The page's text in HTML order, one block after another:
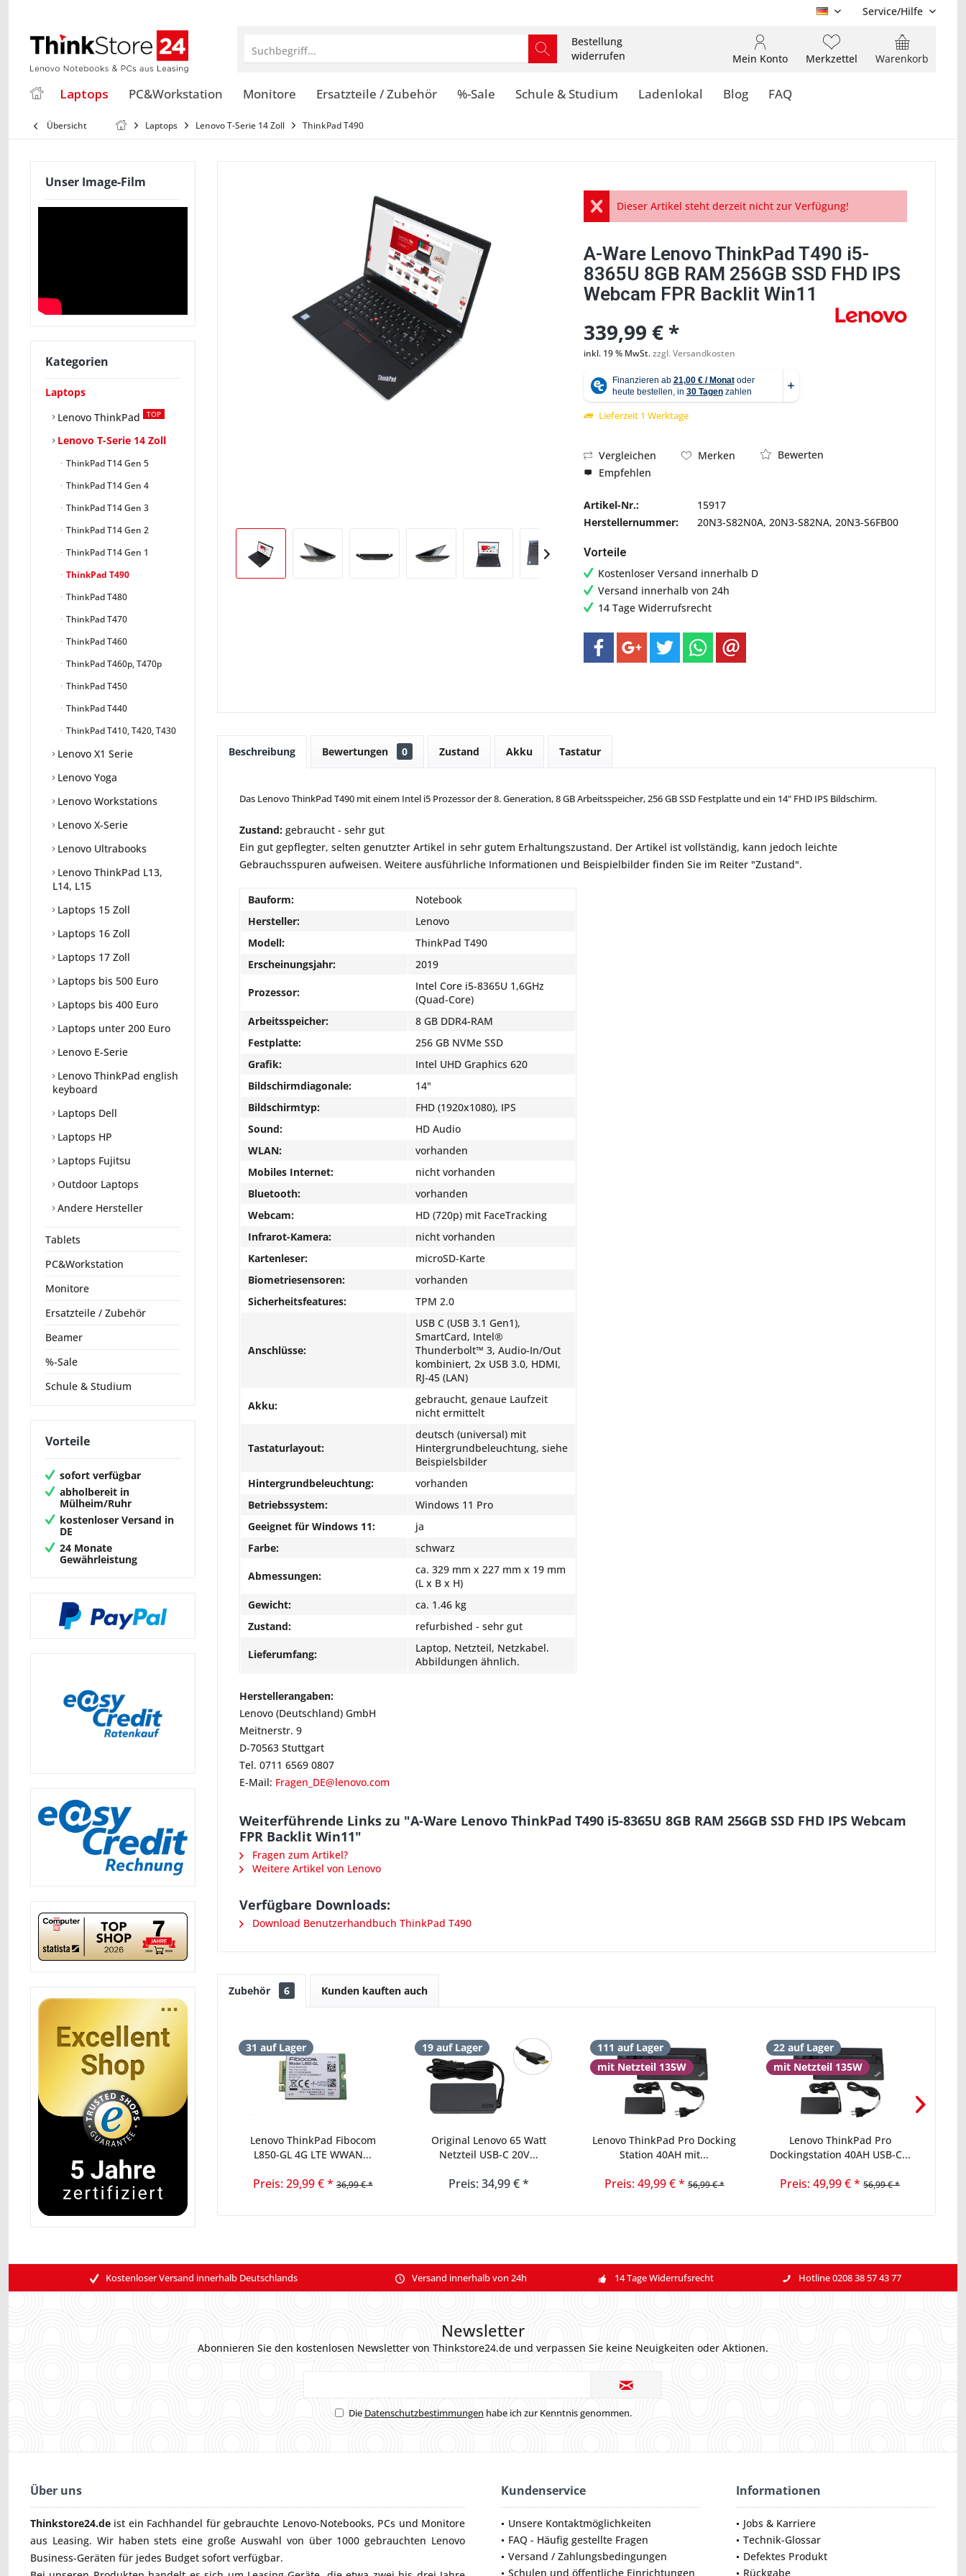
DE Service/Hilfe
Suchbegriff...
Bestellung
widerrufen
Warenkorb
Merkzettel
Mein Konto
Laptops PC&Workstation Monitore Ersatzteile / Zubehör %-Sale Schule & Studium Ladenlokal Blog FAQ
Übersicht Laptops Lenovo T-Serie 14 Zoll ThinkPad T490
Unser Image-Film
Kategorien
Laptops
Lenovo ThinkPad
TOP
Lenovo T-Serie 14 Zoll
ThinkPad T14 Gen 5
ThinkPad T14 Gen 4
ThinkPad T14 Gen 3
ThinkPad T14 Gen 2
ThinkPad T14 Gen 1
ThinkPad T490
ThinkPad T480
ThinkPad T470
ThinkPad T460
ThinkPad T460p, T470p
ThinkPad T450
ThinkPad T440
ThinkPad T410, T420, T430
Lenovo X1 Serie
Lenovo Yoga
Lenovo Workstations
Lenovo X-Serie
Lenovo Ultrabooks
Lenovo ThinkPad L13,
L14, L15
Laptops 15 Zoll
Laptops 16 Zoll
Laptops 17 Zoll
Laptops bis 500 Euro
Laptops bis 400 Euro
Laptops unter 200 Euro
Lenovo E-Serie
Lenovo ThinkPad english
keyboard
Laptops Dell
Laptops HP
Laptops Fujitsu
Outdoor Laptops
Andere Hersteller
Tablets
PC&Workstation
Monitore
Ersatzteile / Zubehör
Beamer
%-Sale
Schule & Studium
Vorteile
sofort verfügbar
abholbereit in
Mülheim/Ruhr
kostenloser Versand in
DE
24 Monate
Gewährleistung
Abbildung ähnlich
Dieser Artikel steht derzeit nicht zur Verfügung!
A-Ware Lenovo ThinkPad T490 i5-
8365U 8GB RAM 256GB SSD FHD IPS
Webcam FPR Backlit Win11
339,99 € *
inkl. 19 % MwSt.zzgl. Versandkosten
Lieferzeit 1 Werktage
Vergleichen Merken
Bewerten
Empfehlen
Artikel-Nr.:
15917
Herstellernummer:
20N3-S82N0A, 20N3-S82NA, 20N3-S6FB00
Vorteile
Kostenloser Versand innerhalb D
Versand innerhalb von 24h
14 Tage Widerrufsrecht
Beschreibung Bewertungen 0 Zustand Akku Tastatur
Das Lenovo ThinkPad T490 mit einem Intel i5 Prozessor der 8. Generation, 8 GB Arbeitsspeicher, 256 GB SSD Festplatte und ein 14" FHD IPS Bildschirm.
Zustand: gebraucht - sehr gut
Ein gut gepflegter, selten genutzter Artikel in sehr gutem Erhaltungszustand. Der Artikel ist vollständig, kann jedoch leichte
Gebrauchsspuren aufweisen. Weitere ausführliche Informationen und Beispielbilder finden Sie im Reiter "Zustand".
Bauform:
Notebook
Hersteller:
Lenovo
Modell:
ThinkPad T490
Erscheinungsjahr:
2019
Prozessor:
Intel Core i5-8365U 1,6GHz
(Quad-Core)
Arbeitsspeicher:
8 GB DDR4-RAM
Festplatte:
256 GB NVMe SSD
Grafik:
Intel UHD Graphics 620
Bildschirmdiagonale:
14"
Bildschirmtyp:
FHD (1920x1080), IPS
Sound:
HD Audio
WLAN:
vorhanden
Mobiles Internet:
nicht vorhanden
Bluetooth:
vorhanden
Webcam:
HD (720p) mit FaceTracking
Infrarot-Kamera:
nicht vorhanden
Kartenleser:
microSD-Karte
Biometriesensoren:
vorhanden
Sicherheitsfeatures:
TPM 2.0
Anschlüsse:
USB C (USB 3.1 Gen1),
SmartCard, Intel®
Thunderbolt™ 3, Audio-In/Out
kombiniert, 2x USB 3.0, HDMI,
RJ-45 (LAN)
Akku:
gebraucht, genaue Laufzeit
nicht ermittelt
Tastaturlayout:
deutsch (universal) mit
Hintergrundbeleuchtung, siehe
Beispielsbilder
Hintergrundbeleuchtung:
vorhanden
Betriebssystem:
Windows 11 Pro
Geeignet für Windows 11:
ja
Farbe:
schwarz
Abmessungen:
ca. 329 mm x 227 mm x 19 mm
(L x B x H)
Gewicht:
ca. 1.46 kg
Zustand:
refurbished - sehr gut
Lieferumfang:
Laptop, Netzteil, Netzkabel.
Abbildungen ähnlich.
Herstellerangaben:
Lenovo (Deutschland) GmbH
Meitnerstr. 9
D-70563 Stuttgart
Tel. 0711 6569 0807
E-Mail: Fragen_DE@lenovo.com
Weiterführende Links zu "A-Ware Lenovo ThinkPad T490 i5-8365U 8GB RAM 256GB SSD FHD IPS Webcam
FPR Backlit Win11"
Fragen zum Artikel?
Weitere Artikel von Lenovo
Verfügbare Downloads:
Download Benutzerhandbuch ThinkPad T490
Zubehör 6 Kunden kauften auch
31 auf Lager
Lenovo ThinkPad Fibocom
L850-GL 4G LTE WWAN...
Preis: 29,99 € * 36,99 € *
19 auf Lager
Original Lenovo 65 Watt
Netzteil USB-C 20V...
Preis: 34,99 € *
111 auf Lager
mit Netzteil 135W
Lenovo ThinkPad Pro Docking
Station 40AH mit...
Preis: 49,99 € * 56,99 € *
22 auf Lager
mit Netzteil 135W
Lenovo ThinkPad Pro
Dockingstation 40AH USB-C...
Preis: 49,99 € * 56,99 € *
Kostenloser Versand innerhalb Deutschlands Versand innerhalb von 24h 14 Tage Widerrufsrecht Hotline 0208 38 57 43 77
Newsletter
Abonnieren Sie den kostenlosen Newsletter von Thinkstore24.de und verpassen Sie keine Neuigkeiten oder Aktionen.
Die Datenschutzbestimmungen habe ich zur Kenntnis genommen.
Über uns
Thinkstore24.de ist ein Fachhandel für gebrauchte Lenovo-Notebooks, PCs und Monitore
aus Leasing. Wir haben stets eine große Auswahl von über 1000 gebrauchten Lenovo
Business-Geräten für jedes Budget sofort verfügbar.
Kundenservice
Unsere Kontaktmöglichkeiten
FAQ - Häufig gestellte Fragen
Versand / Zahlungsbedingungen
Schulen und öffentliche Einrichtungen
Informationen
Jobs & Karriere
Technik-Glossar
Defektes Produkt
Rückgabe